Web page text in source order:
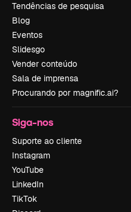
Tendências de pesquisa
Blog
Eventos
Slidesgo
Vender conteúdo
Sala de imprensa
Procurando por magnific.ai?
Siga-nos
Suporte ao cliente
Instagram
YouTube
LinkedIn
TikTok